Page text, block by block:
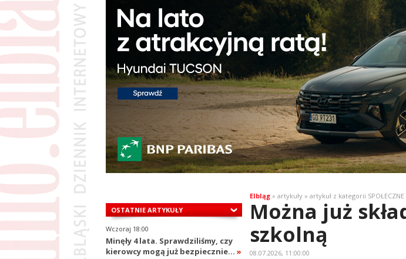
OSTATNIE ARTYKUŁY
Wczoraj 18:00
Minęły 4 lata. Sprawdziliśmy, czy
kierowcy mogą już bezpiecznie... »
Elbląg» artykuły » artykuł z kategorii SPOŁECZNE
Można już
szkolną
08.07.2026, 11:00:00